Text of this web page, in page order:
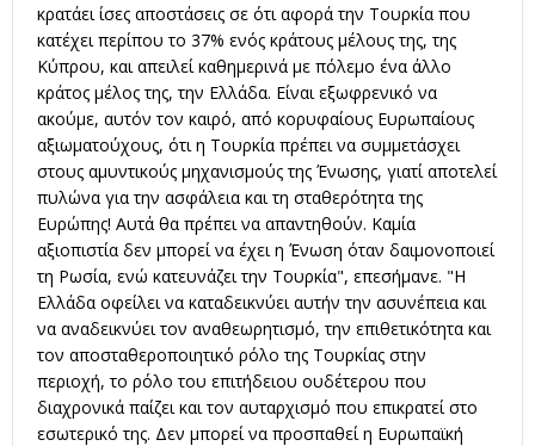
κρατάει ίσες αποστάσεις σε ότι αφορά την Τουρκία που
κατέχει περίπου το 37% ενός κράτους μέλους της, της
Κύπρου, και απειλεί καθημερινά με πόλεμο ένα άλλο
κράτος μέλος της, την Ελλάδα. Είναι εξωφρενικό να
ακούμε, αυτόν τον καιρό, από κορυφαίους Ευρωπαίους
αξιωματούχους, ότι η Τουρκία πρέπει να συμμετάσχει
στους αμυντικούς μηχανισμούς της Ένωσης, γιατί αποτελεί
πυλώνα για την ασφάλεια και τη σταθερότητα της
Ευρώπης! Αυτά θα πρέπει να απαντηθούν. Καμία
αξιοπιστία δεν μπορεί να έχει η Ένωση όταν δαιμονοποιεί
τη Ρωσία, ενώ κατευνάζει την Τουρκία", επεσήμανε. "Η
Ελλάδα οφείλει να καταδεικνύει αυτήν την ασυνέπεια και
να αναδεικνύει τον αναθεωρητισμό, την επιθετικότητα και
τον αποσταθεροποιητικό ρόλο της Τουρκίας στην
περιοχή, το ρόλο του επιτήδειου ουδέτερου που
διαχρονικά παίζει και τον αυταρχισμό που επικρατεί στο
εσωτερικό της. Δεν μπορεί να προσπαθεί η Ευρωπαϊκή